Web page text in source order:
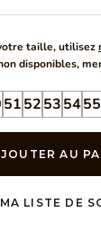
taille, utilisez
disponibles,
5152535455
AU
LISTE DE